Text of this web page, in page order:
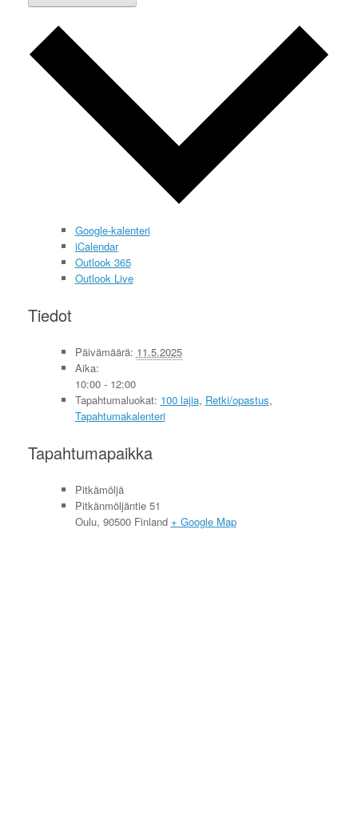
Google-kalenteri
iCalendar
Outlook 365
Outlook Live
Tiedot
Päivämäärä: 11.5.2025
Aika:
10:00 - 12:00
Tapahtumaluokat: 100 lajia, Retki/opastus,
Tapahtumakalenteri
Tapahtumapaikka
Pitkämöljä
Pitkänmöljäntie 51
Oulu, 90500 Finland + Google Map